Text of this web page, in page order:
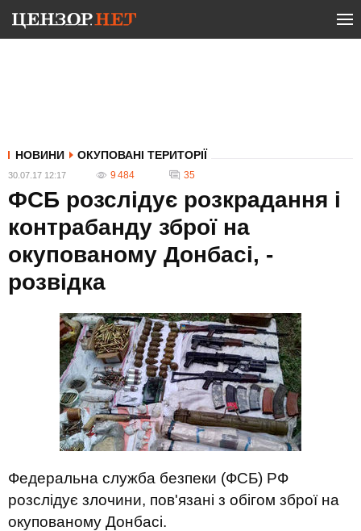
НОВИНИ ОКУПОВАНІ ТЕРИТОРІЇ
30.07.17 12:17 9 484 35
ФСБ розслідує розкрадання і
контрабанду зброї на
окупованому Донбасі, -
розвідка
Федеральна служба безпеки (ФСБ) РФ
розслідує злочини, пов'язані з обігом зброї на
окупованому Донбасі.